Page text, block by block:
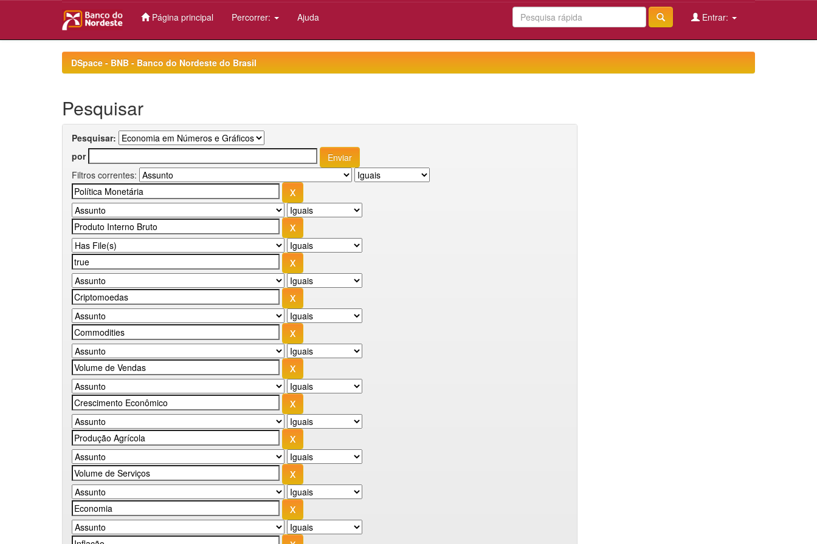
Página principal Percorrer: Ajuda Entrar:
DSpace - BNB - Banco do Nordeste do Brasil
Pesquisar
Pesquisar:
por
Filtros correntes: